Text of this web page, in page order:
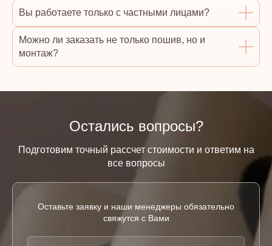
Вы работаете только с частными лицами?
Можно ли заказать не только пошив, но и
монтаж?
Остались вопросы?
Подготовим точный рассчет стоимости и ответим на
все вопросы
Оставьте заявку и наши менеджеры обязательно
свяжутся с Вами